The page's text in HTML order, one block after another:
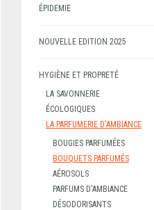
ÉPIDEMIE
NOUVELLE EDITION 2025
HYGIÈNE ET PROPRETÉ
LA SAVONNERIE
ÉCOLOGIQUES
LA PARFUMERIE D'AMBIANCE
BOUGIES PARFUMÉES
BOUQUETS PARFUMÉS
AÉROSOLS
PARFUMS D'AMBIANCE
DÉSODORISANTS